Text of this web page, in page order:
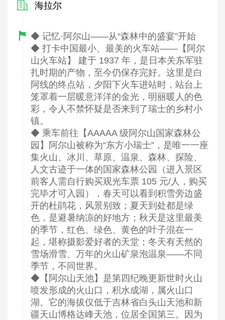
海拉尔
◆ 记忆·阿尔山——从“森林中的盛宴”开始
◆ 打卡中国最小、最美的火车站——【阿尔
山火车站】 建于 1937 年，是日本关东军驻
扎时期的产物，至今仍保存完好。这里是白
阿线的终点站，夕阳下火车进站时，站台上
笼罩着一层暖意洋洋的金光，明丽暖人的色
彩，令人不禁怀疑是否来到了瑞士的乡村小
镇。
◆ 乘车前往【AAAAA 级阿尔山国家森林公
园】阿尔山被称为“东方小瑞士”，是唯一一座
集火山、冰川、草原、温泉、森林、探险、
人文古迹于一体的国家森林公园（进入景区
前客人需自行购买观光车票 105 元/人，购买
完毕才可入园），春天可以看到积雪旁边盛
开的杜鹃花，风景别致；夏天到处都是绿
色，是避暑纳凉的好地方；秋天是这里最美
的季节，红色、绿色、黄色的叶子混在一
起，堪称摄影爱好者的天堂；冬天有天然的
雪场滑雪、万年的火山矿泉泡温泉——不同
季节，不同世界。
◆【阿尔山天池】是第四纪晚更新世时火山
喷发形成的火山口，积水成湖，属火山口
湖。它的海拔仅低于吉林省白头山天池和新
疆天山博格达峰天池，位居全国第三。因为